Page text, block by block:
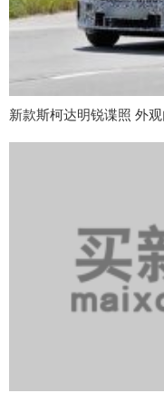
新款斯柯达明锐谍照 外